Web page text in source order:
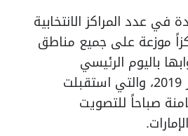
في عدد المراكز الانتخابية
إلى 39 مركزاً موزعة على جميع مناطق
باليوم الرئيسي
للانتخابات في 5 أكتوبر 2019، والتي استقبلت
صباحاً للتصويت